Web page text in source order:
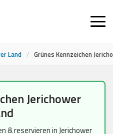
Land / Grünes Kennzeichen
Jerichower
& reservieren in Jerichower